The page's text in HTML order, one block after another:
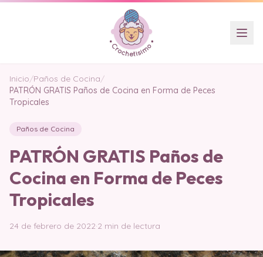
Inicio/Paños de Cocina/
PATRÓN GRATIS Paños de Cocina en Forma de Peces
Tropicales
Paños de Cocina
PATRÓN GRATIS Paños de
Cocina en Forma de Peces
Tropicales
24 de febrero de 2022·2 min de lectura